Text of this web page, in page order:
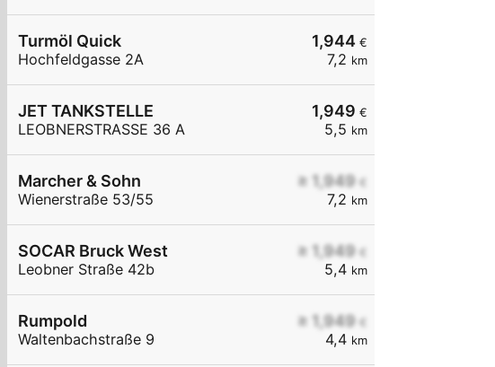
1,944 €
7,2 km
Turmöl Quick
Hochfeldgasse 2A
1,949 €
5,5 km
JET TANKSTELLE
LEOBNERSTRASSE 36 A
≥ 1,949 €
7,2 km
Marcher & Sohn
Wienerstraße 53/55
≥ 1,949 €
5,4 km
SOCAR Bruck West
Leobner Straße 42b
≥ 1,949 €
4,4 km
Rumpold
Waltenbachstraße 9